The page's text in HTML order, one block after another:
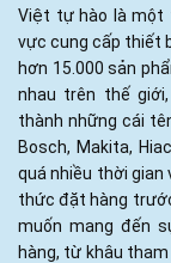
Việt tự hào là một
vực cung cấp thiết
hơn 15.000 sản
nhau trên thế
thành những cái
Bosch, Makita,
quá nhiều thời gian
thức đặt hàng
muốn mang đến
hàng, từ khâu